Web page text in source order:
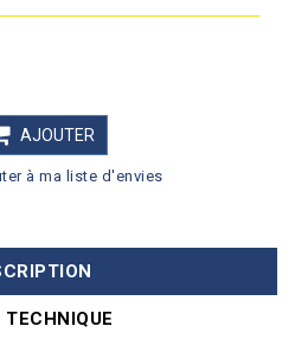
AJOUTER
à ma liste d'envies
TECHNIQUE